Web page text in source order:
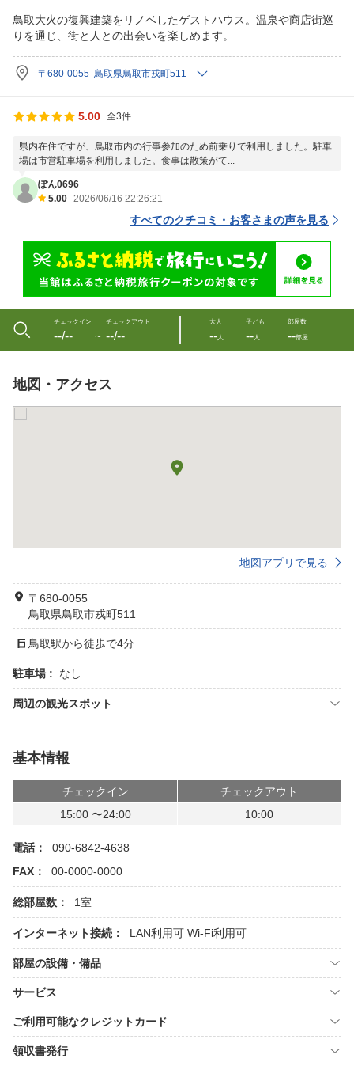
鳥取大火の復興建築をリノベしたゲストハウス。温泉や商店街巡
りを通じ、街と人との出会いを楽しめます。
〒680-0055 鳥取県鳥取市戎町511
5.00 全3件
県内在住ですが、鳥取市内の行事参加のため前乗りで利用しました。駐車
場は市営駐車場を利用しました。食事は散策がて...
ぽん0696
5.00 2026/06/16 22:26:21
すべてのクチコミ・お客さまの声を見る
チェックイン
--/-- 〜
チェックアウト
--/--
大人
--人
子ども
--人
部屋数
--部屋
地図・アクセス
地図アプリで見る
〒680-0055
鳥取県鳥取市戎町511
鳥取駅から徒歩で4分
駐車場 : なし
周辺の観光スポット
基本情報
チェックイン
チェックアウト
15:00 〜24:00
10:00
電話：
090-6842-4638
FAX：
00-0000-0000
総部屋数： 1室
インターネット接続： LAN利用可 Wi-Fi利用可
部屋の設備・備品
サービス
ご利用可能なクレジットカード
領収書発行